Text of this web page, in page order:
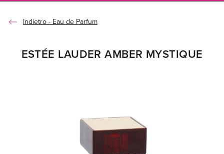
Eau de Parfum
ESTÉE LAUDER AMBER MYSTIQUE